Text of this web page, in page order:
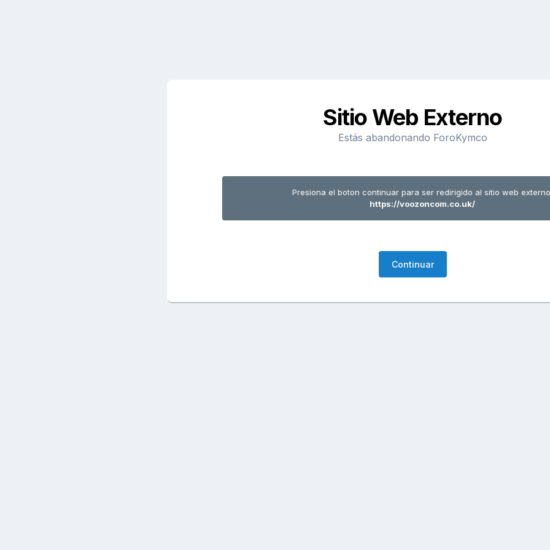
Sitio Web Externo
Estás abandonando ForoKymco
Presiona el boton continuar para ser redirigido al sitio web
https://voozoncom.co.uk/
Continuar